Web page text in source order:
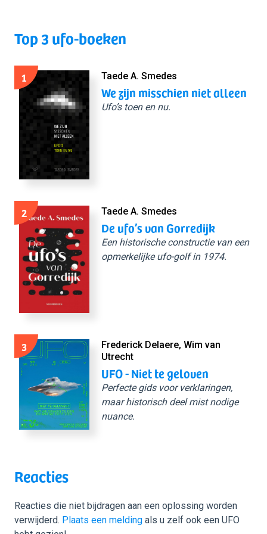
Top 3 ufo-boeken
1 Taede A. Smedes
We zijn misschien niet alleen
Ufo’s toen en nu.
2 Taede A. Smedes
De ufo’s van Gorredijk
Een historische constructie van een
opmerkelijke ufo-golf in 1974.
3
Frederick Delaere, Wim van
Utrecht
UFO - Niet te geloven
Perfecte gids voor verklaringen,
maar historisch deel mist nodige
nuance.
Reacties
Reacties die niet bijdragen aan een oplossing worden
verwijderd. Plaats een melding als u zelf ook een UFO